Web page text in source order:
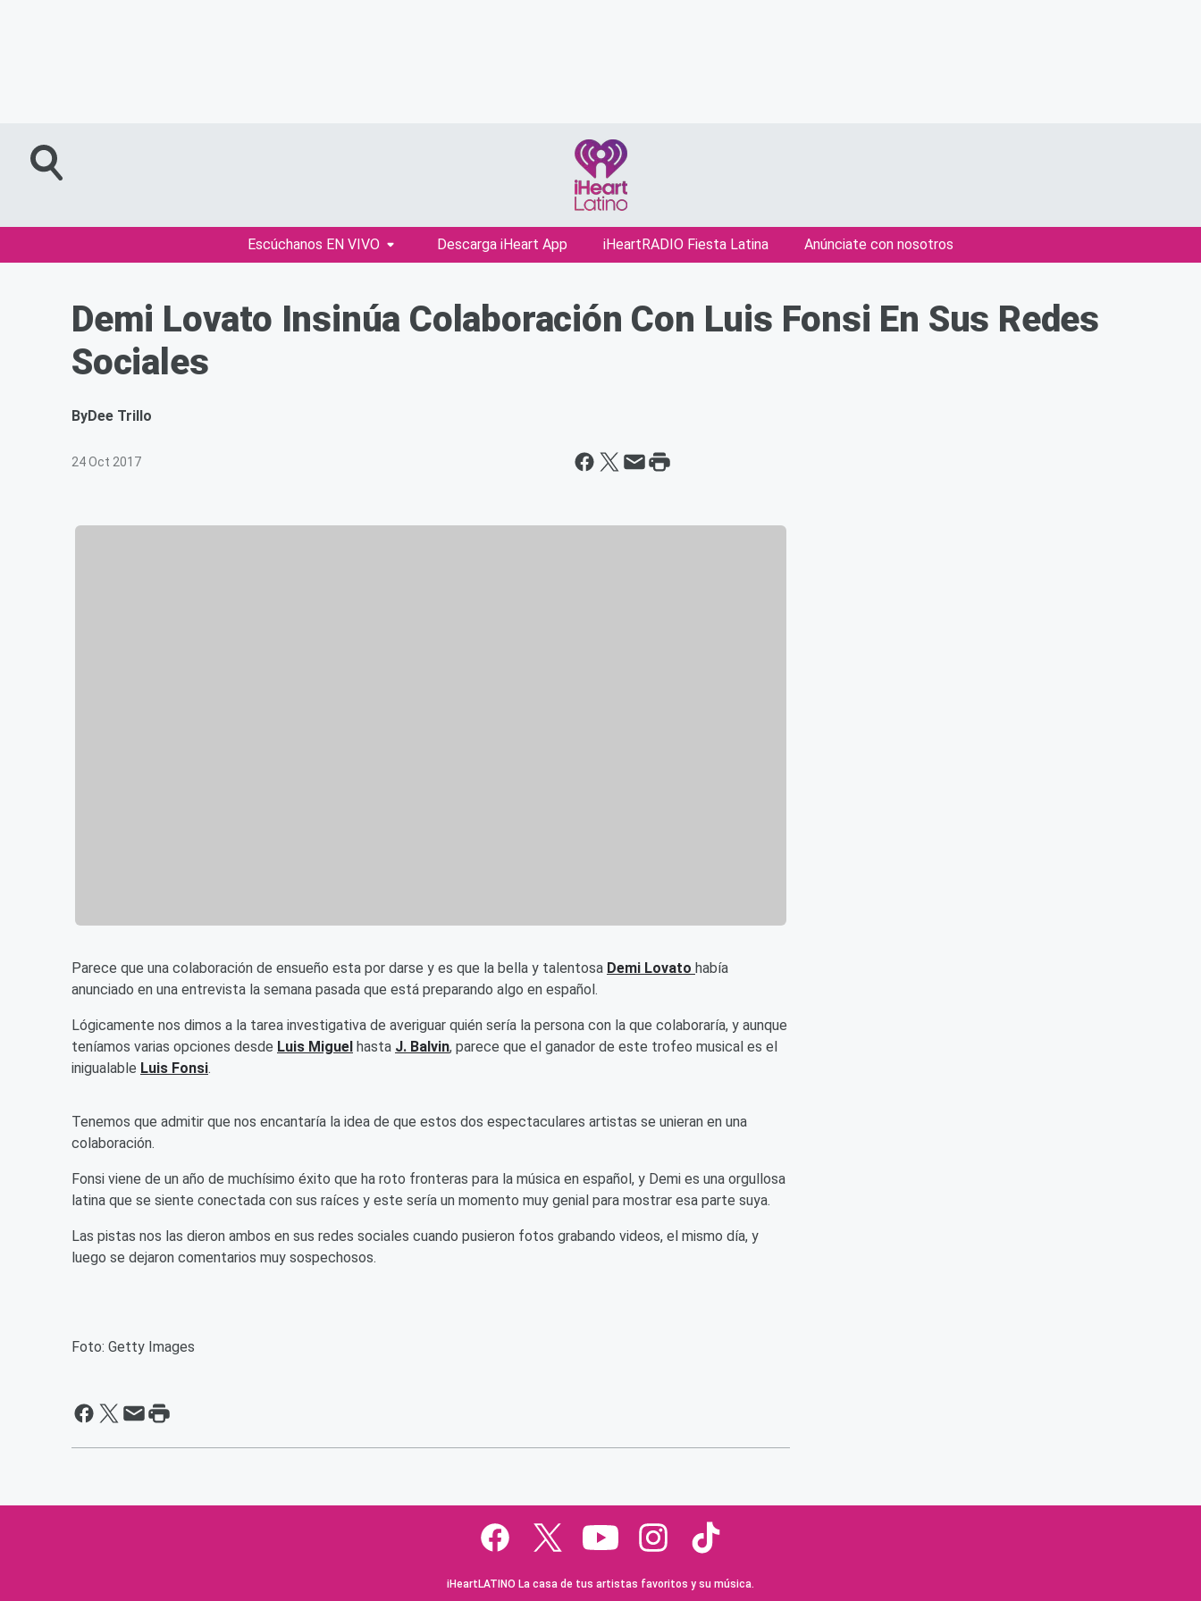
Escúchanos EN VIVO Descarga iHeart App iHeartRADIO Fiesta Latina Anúnciate con nosotros
Demi Lovato Insinúa Colaboración Con Luis Fonsi En Sus Redes
Sociales
ByDee Trillo
24 Oct 2017
Parece que una colaboración de ensueño esta por darse y es que la bella y talentosa Demi Lovato había
anunciado en una entrevista la semana pasada que está preparando algo en español.
Lógicamente nos dimos a la tarea investigativa de averiguar quién sería la persona con la que colaboraría, y aunque
teníamos varias opciones desde Luis Miguel hasta J. Balvin, parece que el ganador de este trofeo musical es el
inigualable Luis Fonsi.
Tenemos que admitir que nos encantaría la idea de que estos dos espectaculares artistas se unieran en una
colaboración.
Fonsi viene de un año de muchísimo éxito que ha roto fronteras para la música en español, y Demi es una orgullosa
latina que se siente conectada con sus raíces y este sería un momento muy genial para mostrar esa parte suya.
Las pistas nos las dieron ambos en sus redes sociales cuando pusieron fotos grabando videos, el mismo día, y
luego se dejaron comentarios muy sospechosos.
Foto: Getty Images
iHeartLATINO La casa de tus artistas favoritos y su música.